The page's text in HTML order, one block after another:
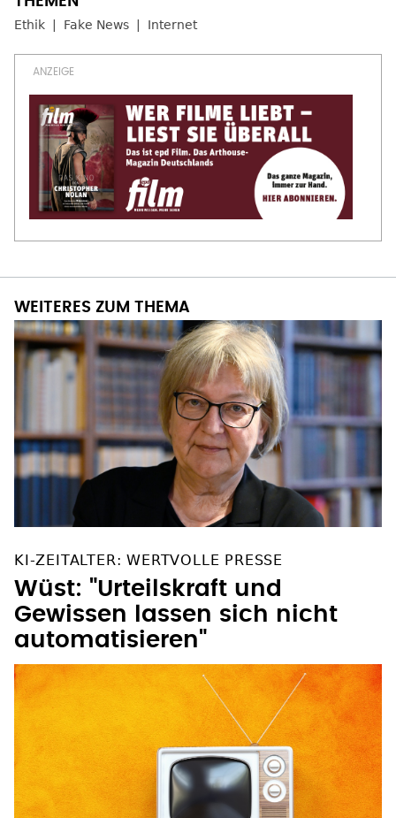
Ethik Fake News Internet
WEITERES ZUM THEMA
KI-ZEITALTER: WERTVOLLE PRESSE
Wüst: "Urteilskraft und
Gewissen lassen sich nicht
automatisieren"